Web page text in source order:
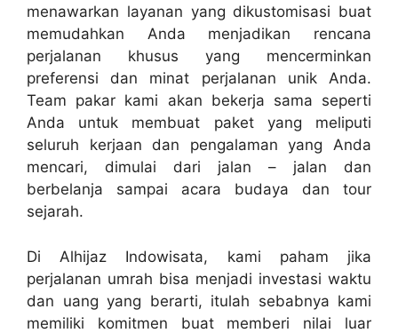
menawarkan layanan yang dikustomisasi buat
memudahkan Anda menjadikan rencana
perjalanan khusus yang mencerminkan
preferensi dan minat perjalanan unik Anda.
Team pakar kami akan bekerja sama seperti
Anda untuk membuat paket yang meliputi
seluruh kerjaan dan pengalaman yang Anda
mencari, dimulai dari jalan – jalan dan
berbelanja sampai acara budaya dan tour
sejarah.
Di Alhijaz Indowisata, kami paham jika
perjalanan umrah bisa menjadi investasi waktu
dan uang yang berarti, itulah sebabnya kami
memiliki komitmen buat memberi nilai luar